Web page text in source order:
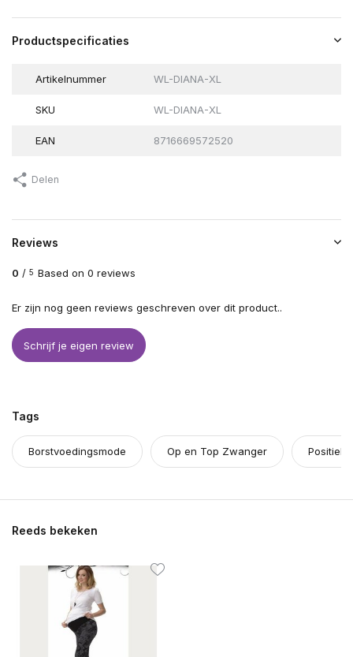
Productspecificaties
Artikelnummer WL-DIANA-XL
SKU WL-DIANA-XL
EAN 8716669572520
Delen
Reviews
0 / 5 Based on 0 reviews
Er zijn nog geen reviews geschreven over dit product..
Schrijf je eigen review
Tags
Borstvoedingsmode Op en Top Zwanger
Reeds bekeken